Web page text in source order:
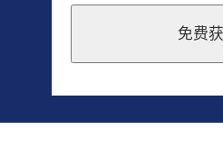
免费
should